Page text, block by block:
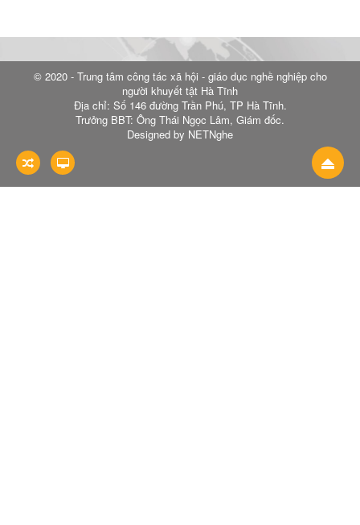
© 2020 - Trung tâm công tác xã hội - giáo dục nghề nghiệp cho
người khuyết tật Hà Tĩnh
Địa chỉ: Số 146 đường Trần Phú, TP Hà Tĩnh.
Trưởng BBT: Ông Thái Ngọc Lâm, Giám đốc.
Designed by NETNghe